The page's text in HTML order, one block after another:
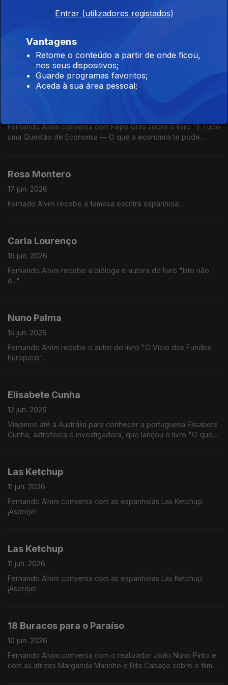
Manuel Monteiro
Fernando Alvim recebe o autor do livro "Em nome da língua,
Ámen".
Fernando Alvim conversa com Filipe Grilo sobre o livro "É Tudo
uma Questão de Economia — O que a economia te pode
Rosa Montero
17 jun. 2026
Fernado Alvim recebe a famosa escritra espanhola.
Carla Lourenço
16 jun. 2026
Fernando Alvim recebe a bióloga e autora do livro "Isto não
é...".
Nuno Palma
15 jun. 2026
Fernando Alvim recebe o autor do livro "O Vício dos Fundos
Europeus".
Elisabete Cunha
12 jun. 2026
Viajámos até à Austrália para conhecer a portuguesa Elisabete
Cunha, astrofísica e investigadora, que lançou o livro "O que
Las Ketchup
11 jun. 2026
Fernando Alvim conversa com as espanholas Las Ketchup.
¡Asereje!
Las Ketchup
11 jun. 2026
Fernando Alvim conversa com as espanholas Las Ketchup.
¡Asereje!
18 Buracos para o Paraíso
10 jun. 2026
Fernando Alvim conversa com o realizador João Nuno Pinto e
com as atrizes Margarida Marinho e Rita Cabaço sobre o filme
Entrar (utilizadores registados)
Vantagens
Retome o conteúdo a partir de onde ficou,
nos seus dispositivos;
Guarde programas favoritos;
Aceda à sua área pessoal;